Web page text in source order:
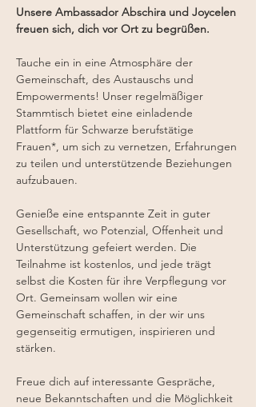
Unsere Ambassador Abschira und Joycelen
freuen sich, dich vor Ort zu begrüßen.
Tauche ein in eine Atmosphäre der
Gemeinschaft, des Austauschs und
Empowerments! Unser regelmäßiger
Stammtisch bietet eine einladende
Plattform für Schwarze berufstätige
Frauen*, um sich zu vernetzen, Erfahrungen
zu teilen und unterstützende Beziehungen
aufzubauen.
Genieße eine entspannte Zeit in guter
Gesellschaft, wo Potenzial, Offenheit und
Unterstützung gefeiert werden. Die
Teilnahme ist kostenlos, und jede trägt
selbst die Kosten für ihre Verpflegung vor
Ort. Gemeinsam wollen wir eine
Gemeinschaft schaffen, in der wir uns
gegenseitig ermutigen, inspirieren und
stärken.
Freue dich auf interessante Gespräche,
neue Bekanntschaften und die Möglichkeit